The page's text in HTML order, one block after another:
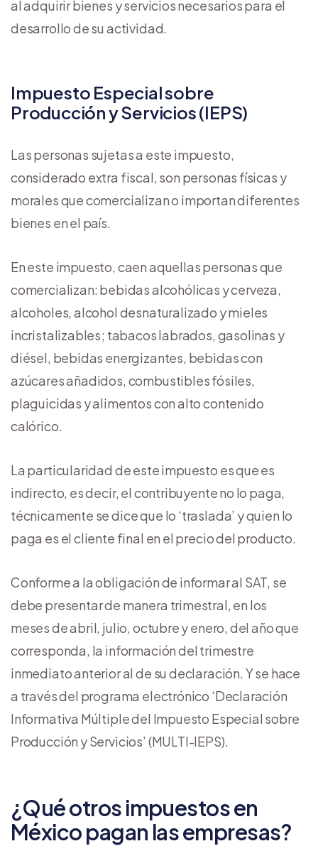
al adquirir bienes y servicios necesarios para el
desarrollo de su actividad.
Impuesto Especial sobre
Producción y Servicios (IEPS)
Las personas sujetas a este impuesto,
considerado extra fiscal, son personas físicas y
morales que comercializan o importan diferentes
bienes en el país.
En este impuesto, caen aquellas personas que
comercializan: bebidas alcohólicas y cerveza,
alcoholes, alcohol desnaturalizado y mieles
incristalizables; tabacos labrados, gasolinas y
diésel, bebidas energizantes, bebidas con
azúcares añadidos, combustibles fósiles,
plaguicidas y alimentos con alto contenido
calórico.
La particularidad de este impuesto es que es
indirecto, es decir, el contribuyente no lo paga,
técnicamente se dice que lo ‘traslada’ y quien lo
paga es el cliente final en el precio del producto.
Conforme a la obligación de informar al SAT, se
debe presentar de manera trimestral, en los
meses de abril, julio, octubre y enero, del año que
corresponda, la información del trimestre
inmediato anterior al de su declaración. Y se hace
a través del programa electrónico ‘Declaración
Informativa Múltiple del Impuesto Especial sobre
Producción y Servicios’ (MULTI-IEPS).
¿Qué otros impuestos en
México pagan las empresas?